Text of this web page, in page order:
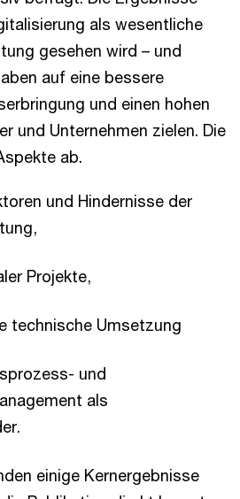
als wesentliche
gesehen wird – und
auf eine bessere
und einen hohen
und Unternehmen zielen. Die
ab.
und Hindernisse der
Projekte,
technische Umsetzung
und
als
einige Kernergebnisse